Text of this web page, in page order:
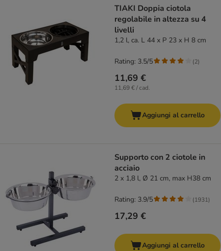
TIAKI Doppia ciotola
regolabile in altezza su 4
livelli
1,2 l, ca. L 44 x P 23 x H 8 cm
11,69 €
11,69 € / cad.
Rating: 3.5/5 (2)
Aggiungi al carrello
Supporto con 2 ciotole in
acciaio
2 x 1,8 l, Ø 21 cm, max H38 cm
17,29 €
Rating: 3.9/5 (1931)
Aggiungi al carrello